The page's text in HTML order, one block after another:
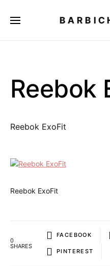
Reebok
Reebok ExoFit
Reebok ExoFit
0
SHARES
FACEBOOK
PINTEREST